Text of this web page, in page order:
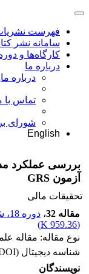
فهرست
سامانه نشر
کارگاه‌ها و
درباره ما
درباره ما
تماس با
شورای
English
بررسی عملکرد
آزمون GRS
تحقیقات مالی
مقاله 32
، دوره 18، شماره 4
(
959.36 K
)
نوع مقاله: مقاله
شناسه دیجیتال (DOI):
نویسندگان